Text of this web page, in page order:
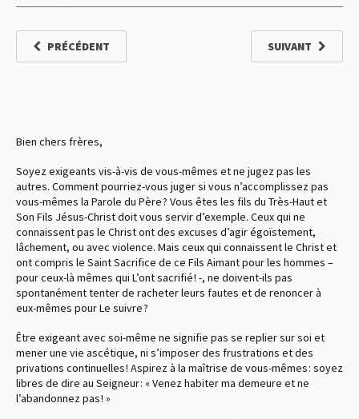
PRÉCÉDENT SUIVANT
Bien chers frères,
Soyez exigeants vis-à-vis de vous-mêmes et ne jugez pas les
autres. Comment pourriez-vous juger si vous n’accomplissez pas
vous-mêmes la Parole du Père ? Vous êtes les fils du Très-Haut et
Son Fils Jésus-Christ doit vous servir d’exemple. Ceux qui ne
connaissent pas le Christ ont des excuses d’agir égoïstement,
lâchement, ou avec violence. Mais ceux qui connaissent le Christ et
ont compris le Saint Sacrifice de ce Fils Aimant pour les hommes –
pour ceux-là mêmes qui L’ont sacrifié ! -, ne doivent-ils pas
spontanément tenter de racheter leurs fautes et de renoncer à
eux-mêmes pour Le suivre ?
Être exigeant avec soi-même ne signifie pas se replier sur soi et
mener une vie ascétique, ni s’imposer des frustrations et des
privations continuelles ! Aspirez à la maîtrise de vous-mêmes : soyez
libres de dire au Seigneur : « Venez habiter ma demeure et ne
l’abandonnez pas ! »